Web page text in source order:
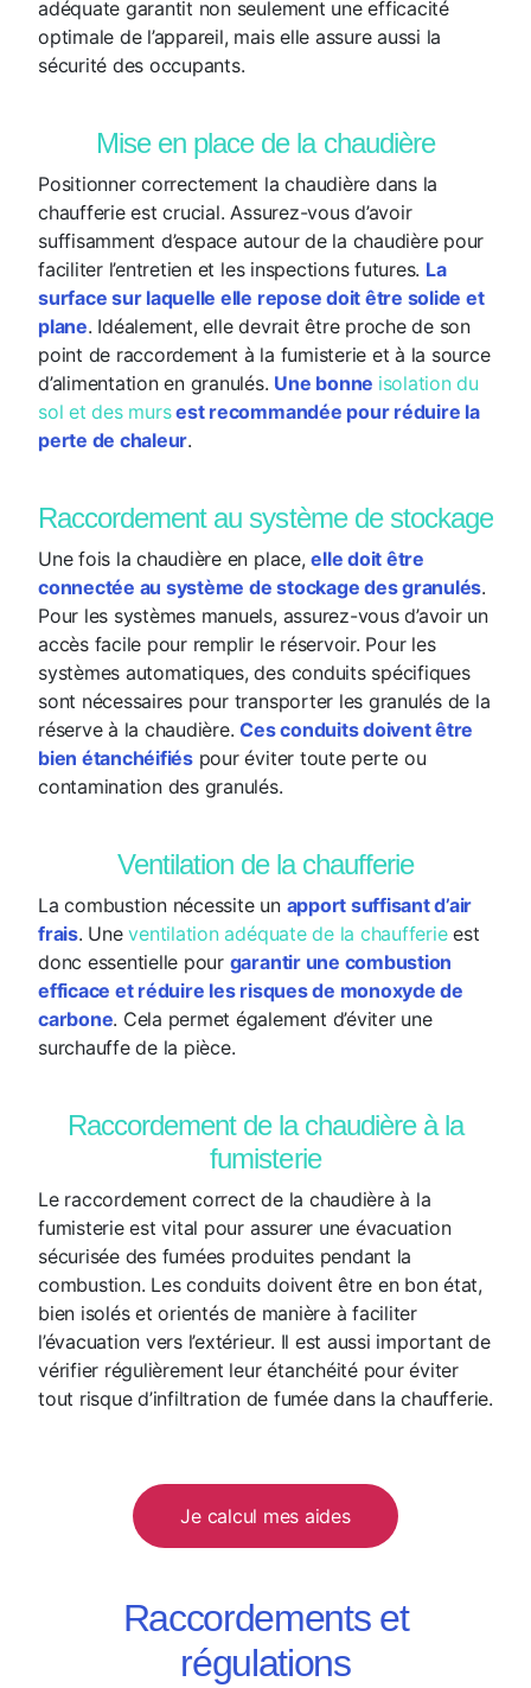
adéquate garantit non seulement une efficacité
optimale de l’appareil, mais elle assure aussi la
sécurité des occupants.
Mise en place de la chaudière
Positionner correctement la chaudière dans la
chaufferie est crucial. Assurez-vous d’avoir
suffisamment d’espace autour de la chaudière pour
faciliter l’entretien et les inspections futures. La
surface sur laquelle elle repose doit être solide et
plane. Idéalement, elle devrait être proche de son
point de raccordement à la fumisterie et à la source
d’alimentation en granulés. Une bonne isolation du
sol et des mursest recommandée pour réduire la
perte de chaleur.
Raccordement au système de stockage
Une fois la chaudière en place,elle doit être
connectée au système de stockage des granulés.
Pour les systèmes manuels, assurez-vous d’avoir un
accès facile pour remplir le réservoir. Pour les
systèmes automatiques, des conduits spécifiques
sont nécessaires pour transporter les granulés de la
réserve à la chaudière.Ces conduits doivent être
bien étanchéifiéspour éviter toute perte ou
contamination des granulés.
Ventilation de la chaufferie
La combustion nécessite un apport suffisant d’air
frais. Uneventilation adéquate de la chaufferieest
donc essentielle pour garantir une combustion
efficace et réduire les risques de monoxyde de
carbone. Cela permet également d’éviter une
surchauffe de la pièce.
Raccordement de la chaudière à la
fumisterie
Le raccordement correct de la chaudière à la
fumisterie est vital pour assurer une évacuation
sécurisée des fumées produites pendant la
combustion. Les conduits doivent être en bon état,
bien isolés et orientés de manière à faciliter
l’évacuation vers l’extérieur. Il est aussi important de
vérifier régulièrement leur étanchéité pour éviter
tout risque d’infiltration de fumée dans la chaufferie.
Je calcul mes aides
Raccordements et
régulations